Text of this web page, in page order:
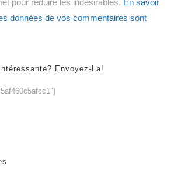
données de vos commentaires sont
Envoyez-La!